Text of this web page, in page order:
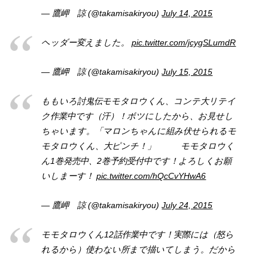
— 鷹岬 諒 (@takamisakiryou)July 14, 2015
ヘッダー変えました。pic.twitter.com/jcygSLumdR
— 鷹岬 諒 (@takamisakiryou)July 15, 2015
ももいろ討鬼伝モモタロウくん、コンテ大リテイ
ク作業中です（汗）！ボツにしたから、お見せし
ちゃいます。「マロンちゃんに組み伏せられるモ
モタロウくん、大ピンチ！」 モモタロウく
ん1巻発売中、2巻予約受付中です！よろしくお願
いしまーす！pic.twitter.com/hQcCvYHwA6
— 鷹岬 諒 (@takamisakiryou)July 24, 2015
モモタロウくん12話作業中です！実際には（怒ら
れるから）使わない所まで描いてしまう。だから